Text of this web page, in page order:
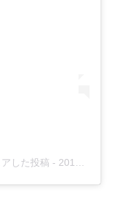
した投稿 - 2019年 2月月23日午後5時15分PST